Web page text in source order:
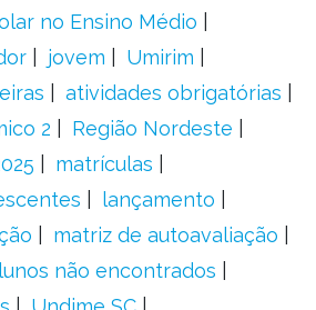
no Ensino Médio
jovem
Umirim
atividades obrigatórias
2
Região Nordeste
matrículas
lançamento
matriz de autoavaliação
não encontrados